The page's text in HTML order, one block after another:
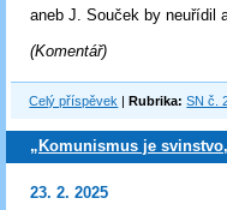
aneb J. Souček by neuřídil
(Komentář)
Celý příspěvek |Rubrika: SN č.
„Komunismus je
23. 2. 2025